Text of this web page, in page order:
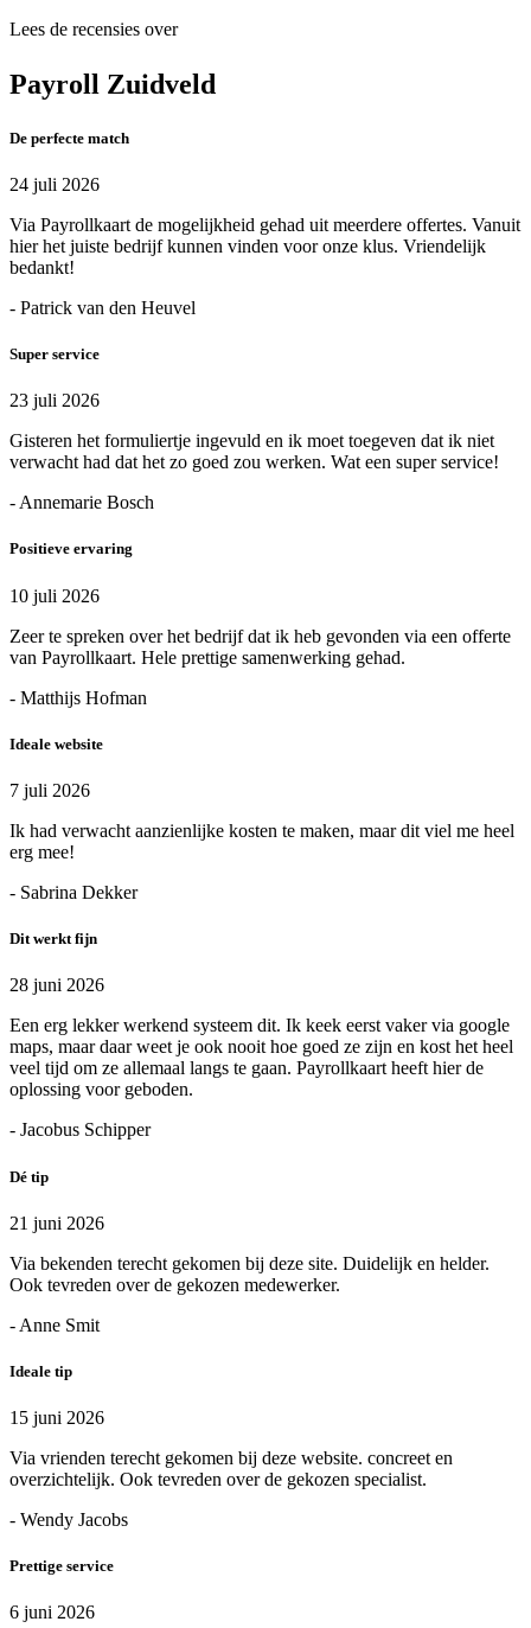
Lees de recensies over
Payroll Zuidveld
De perfecte match
24 juli 2026
Via Payrollkaart de mogelijkheid gehad uit meerdere offertes. Vanuit
hier het juiste bedrijf kunnen vinden voor onze klus. Vriendelijk
bedankt!
- Patrick van den Heuvel
Super service
23 juli 2026
Gisteren het formuliertje ingevuld en ik moet toegeven dat ik niet
verwacht had dat het zo goed zou werken. Wat een super service!
- Annemarie Bosch
Positieve ervaring
10 juli 2026
Zeer te spreken over het bedrijf dat ik heb gevonden via een offerte
van Payrollkaart. Hele prettige samenwerking gehad.
- Matthijs Hofman
Ideale website
7 juli 2026
Ik had verwacht aanzienlijke kosten te maken, maar dit viel me heel
erg mee!
- Sabrina Dekker
Dit werkt fijn
28 juni 2026
Een erg lekker werkend systeem dit. Ik keek eerst vaker via google
maps, maar daar weet je ook nooit hoe goed ze zijn en kost het heel
veel tijd om ze allemaal langs te gaan. Payrollkaart heeft hier de
oplossing voor geboden.
- Jacobus Schipper
Dé tip
21 juni 2026
Via bekenden terecht gekomen bij deze site. Duidelijk en helder.
Ook tevreden over de gekozen medewerker.
- Anne Smit
Ideale tip
15 juni 2026
Via vrienden terecht gekomen bij deze website. concreet en
overzichtelijk. Ook tevreden over de gekozen specialist.
- Wendy Jacobs
Prettige service
6 juni 2026